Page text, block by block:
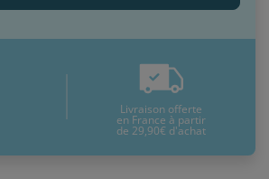
Livraison offerte
en France à partir
de 29,90€ d'achat